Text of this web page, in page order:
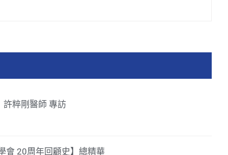
許粹剛醫師 專訪
會 20周年回顧史】總精華